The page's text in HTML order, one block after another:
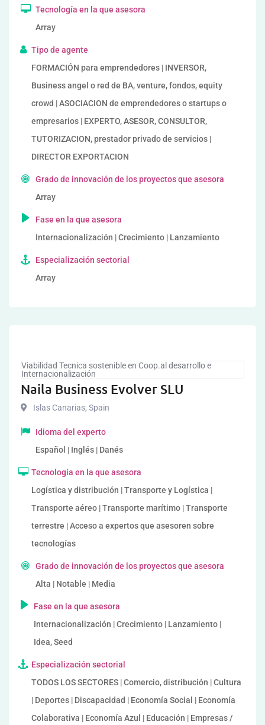
Tecnología en la que asesora
Array
Tipo de agente
FORMACIÓN para emprendedores | INVERSOR,
Business angel o red de BA, venture, fondos, equity
crowd | ASOCIACION de emprendedores o startups o
empresarios | EXPERTO, ASESOR, CONSULTOR,
TUTORIZACION, prestador privado de servicios |
DIRECTOR EXPORTACION
Grado de innovación de los proyectos que asesora
Array
Fase en la que asesora
Internacionalización | Crecimiento | Lanzamiento
Especialización sectorial
Array
Viabilidad Tecnica sostenible en Coop.al desarrollo e
Internacionalización
Naila Business Evolver SLU
Islas Canarias, Spain
Idioma del experto
Español | Inglés | Danés
Tecnología en la que asesora
Logística y distribución | Transporte y Logística |
Transporte aéreo | Transporte marítimo | Transporte
terrestre | Acceso a expertos que asesoren sobre
tecnologías
Grado de innovación de los proyectos que asesora
Alta | Notable | Media
Fase en la que asesora
Internacionalización | Crecimiento | Lanzamiento |
Idea, Seed
Especialización sectorial
TODOS LOS SECTORES | Comercio, distribución | Cultura
| Deportes | Discapacidad | Economía Social | Economía
Colaborativa | Economía Azul | Educación | Empresas /